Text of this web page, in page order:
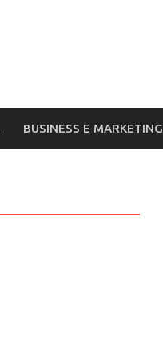
BUSINESS E MARKETING